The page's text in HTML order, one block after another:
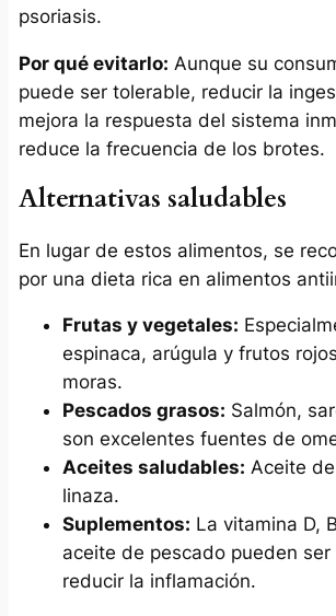
psoriasis.
Por qué evitarlo: Aunque su
puede ser tolerable, reducir la
mejora la respuesta del sistema
reduce la frecuencia de los brotes.
Alternativas saludables
En lugar de estos alimentos, se
por una dieta rica en alimentos
Frutas y vegetales:
espinaca, arúgula y frutos
moras.
Pescados grasos: Salmón,
son excelentes fuentes de
Aceites saludables: Aceite
linaza.
Suplementos: La vitamina D,
aceite de pescado pueden ser
reducir la inflamación.